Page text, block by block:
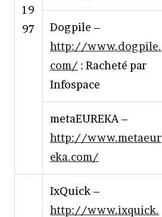
19
97
Dogpile –
http://www.dogpile.
com/ : Racheté par
Infospace
metaEUREKA –
http://www.metaeur
eka.com/
IxQuick –
http://www.ixquick.